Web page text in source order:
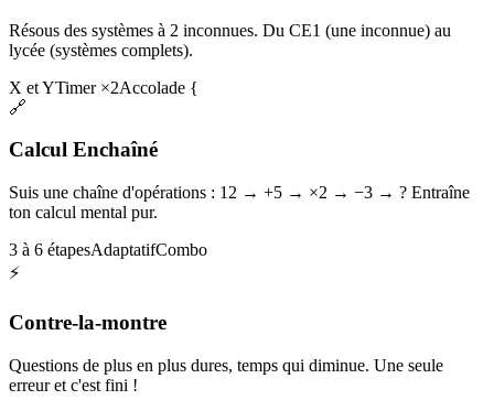
Résous des systèmes à 2 inconnues. Du CE1 (une inconnue) au
lycée (systèmes complets).
X et YTimer ×2Accolade {
🔗
Calcul Enchaîné
Suis une chaîne d'opérations : 12 → +5 → ×2 → −3 → ? Entraîne
ton calcul mental pur.
3 à 6 étapesAdaptatifCombo
⚡
Contre-la-montre
Questions de plus en plus dures, temps qui diminue. Une seule
erreur et c'est fini !